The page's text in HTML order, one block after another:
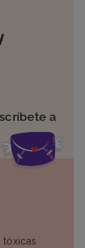
a
tóxicas